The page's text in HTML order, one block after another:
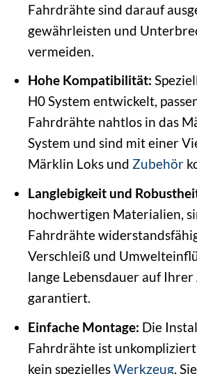
Fahrdrähte sind darauf
gewährleisten und
vermeiden.
Hohe Kompatibilität:
H0 System entwickelt,
Fahrdrähte nahtlos in das
System und sind mit einer
Märklin Loks und Zubehör
Langlebigkeit und
hochwertigen Materialien,
Fahrdrähte
Verschleiß und
lange Lebensdauer auf Ihrer
garantiert.
Einfache Montage: Die
Fahrdrähte ist
kein speziellesWerkzeug.